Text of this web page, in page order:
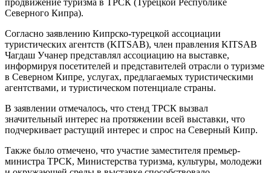
Северного Кипра).
Согласно заявлению Кипрско-турецкой ассоциации
туристических агентств (KITSAB), член правления KITSAB
Чагдаш Учанер представлял ассоциацию на выставке,
информируя посетителей и представителей отрасли о туризме
в Северном Кипре, услугах, предлагаемых туристическими
агентствами, и туристическом потенциале страны.
В заявлении отмечалось, что стенд ТРСК вызвал
значительный интерес на протяжении всей выставки, что
подчеркивает растущий интерес и спрос на Северный Кипр.
Также было отмечено, что участие заместителя премьер-
министра ТРСК, Министерства туризма, культуры, молодежи